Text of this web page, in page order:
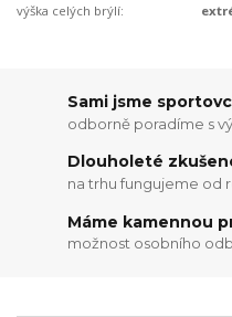
výška celých brýlí:
Sami jsme
odborně poradíme s
Dlouholeté
na trhu fungujeme od
Máme kamennou
možnost osobního